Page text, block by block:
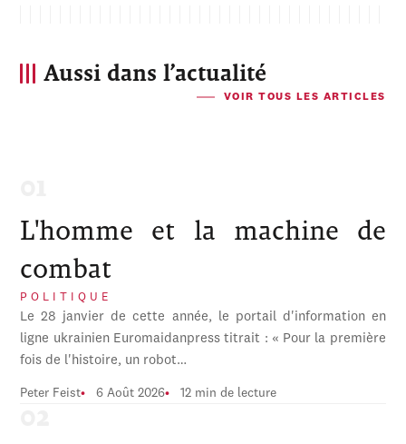
Aussi dans l’actualité
VOIR TOUS LES ARTICLES
L'homme et la machine de
combat
POLITIQUE
Le 28 janvier de cette année, le portail d'information en
ligne ukrainien Euromaidanpress titrait : « Pour la première
fois de l'histoire, un robot…
Peter Feist 6 Août 2026 12 min de lecture